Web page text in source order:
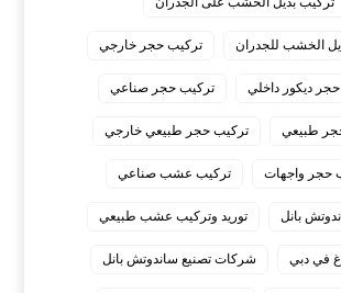
الخشب للجدران تركيب حجر خارجي
ديكور داخلي تركيب حجر صناعي
طبيعي تركيب حجر طبيعي خارجي
حجر واجهات تركيب عشب صناعي
بانل توريد وتركيب عشب طبيعي
في دبي شركات تصنيع ساندوتش بانل